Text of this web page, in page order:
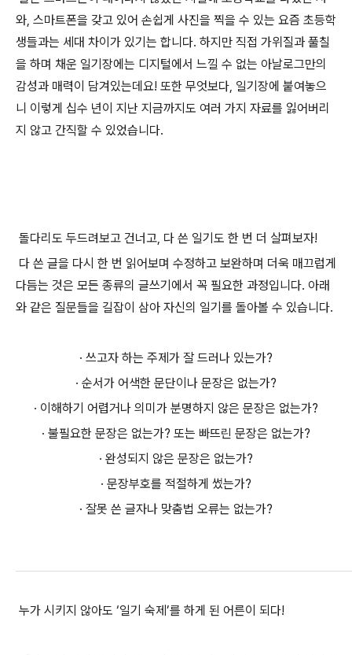
와, 스마트폰을 갖고 있어 손쉽게 사진을 찍을 수 있는 요즘 초등학
생들과는 세대 차이가 있기는 합니다. 하지만 직접 가위질과 풀칠
을 하며 채운 일기장에는 디지털에서 느낄 수 없는 아날로그만의
감성과 매력이 담겨있는데요! 또한 무엇보다, 일기장에 붙여놓으
니 이렇게 십수 년이 지난 지금까지도 여러 가지 자료를 잃어버리
지 않고 간직할 수 있었습니다.
돌다리도 두드려보고 건너고, 다 쓴 일기도 한 번 더 살펴보자!
다 쓴 글을 다시 한 번 읽어보며 수정하고 보완하며 더욱 매끄럽게
다듬는 것은 모든 종류의 글쓰기에서 꼭 필요한 과정입니다. 아래
와 같은 질문들을 길잡이 삼아 자신의 일기를 돌아볼 수 있습니다.
· 쓰고자 하는 주제가 잘 드러나 있는가?
· 순서가 어색한 문단이나 문장은 없는가?
· 이해하기 어렵거나 의미가 분명하지 않은 문장은 없는가?
· 불필요한 문장은 없는가? 또는 빠뜨린 문장은 없는가?
· 완성되지 않은 문장은 없는가?
· 문장부호를 적절하게 썼는가?
· 잘못 쓴 글자나 맞춤법 오류는 없는가?
누가 시키지 않아도 ‘일기 숙제’를 하게 된 어른이 되다!